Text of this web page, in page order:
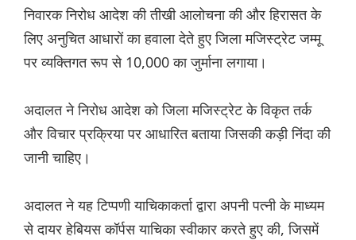
निवारक निरोध आदेश की तीखी आलोचना की और हिरासत के
लिए अनुचित आधारों का हवाला देते हुए जिला मजिस्ट्रेट जम्मू
पर व्यक्तिगत रूप से 10,000 का जुर्माना लगाया।
अदालत ने निरोध आदेश को जिला मजिस्ट्रेट के विकृत तर्क
और विचार प्रक्रिया पर आधारित बताया जिसकी कड़ी निंदा की
जानी चाहिए।
अदालत ने यह टिप्पणी याचिकाकर्ता द्वारा अपनी पत्नी के माध्यम
से दायर हेबियस कॉर्पस याचिका स्वीकार करते हुए की, जिसमें